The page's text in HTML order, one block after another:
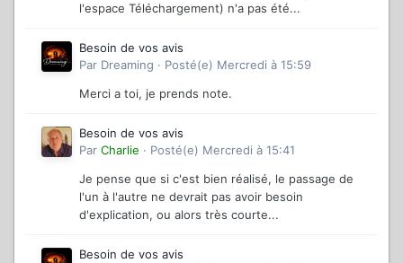
l'espace Téléchargement) n'a pas été...
Besoin de vos avis
Par Dreaming · Posté(e) Mercredi à 15:59
Merci a toi, je prends note.
Besoin de vos avis
Par Charlie · Posté(e) Mercredi à 15:41
Je pense que si c'est bien réalisé, le passage de
l'un à l'autre ne devrait pas avoir besoin
d'explication, ou alors très courte...
Besoin de vos avis